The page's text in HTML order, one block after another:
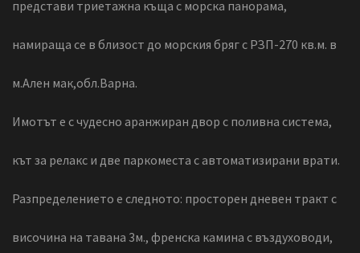
представи триетажна къща с морска панорама,
намираща се в близост до морския бряг с РЗП-270 кв.м. в
м.Ален мак,обл.Варна.
Имотът е с чудесно аранжиран двор с поливна система,
кът за релакс и две паркоместа с автоматизирани врати.
Разпределението е следното: просторен дневен тракт с
височина на тавана 3м., френска камина с въздуховоди,